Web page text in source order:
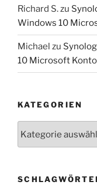
Richard S.zu
Windows 10
Michael zu
10 Microsoft
KATEGORIEN